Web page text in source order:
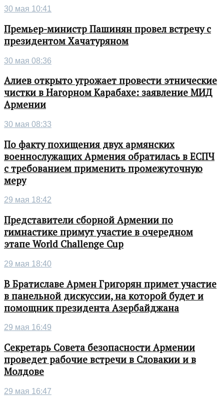
30 мая 10:41
Премьер-министр Пашинян провел встречу с
президентом Хачатуряном
30 мая 08:36
Алиев открыто угрожает провести этнические
чистки в Нагорном Карабахе: заявление МИД
Армении
30 мая 08:33
По факту похищения двух армянских
военнослужащих Армения обратилась в ЕСПЧ
с требованием применить промежуточную
меру
29 мая 18:42
Представители сборной Армении по
гимнастике примут участие в очередном
этапе World Challenge Cup
29 мая 18:40
В Братиславе Армен Григорян примет участие
в панельной дискуссии, на которой будет и
помощник президента Азербайджана
29 мая 16:49
Секретарь Совета безопасности Армении
проведет рабочие встречи в Словакии и в
Молдове
29 мая 16:47